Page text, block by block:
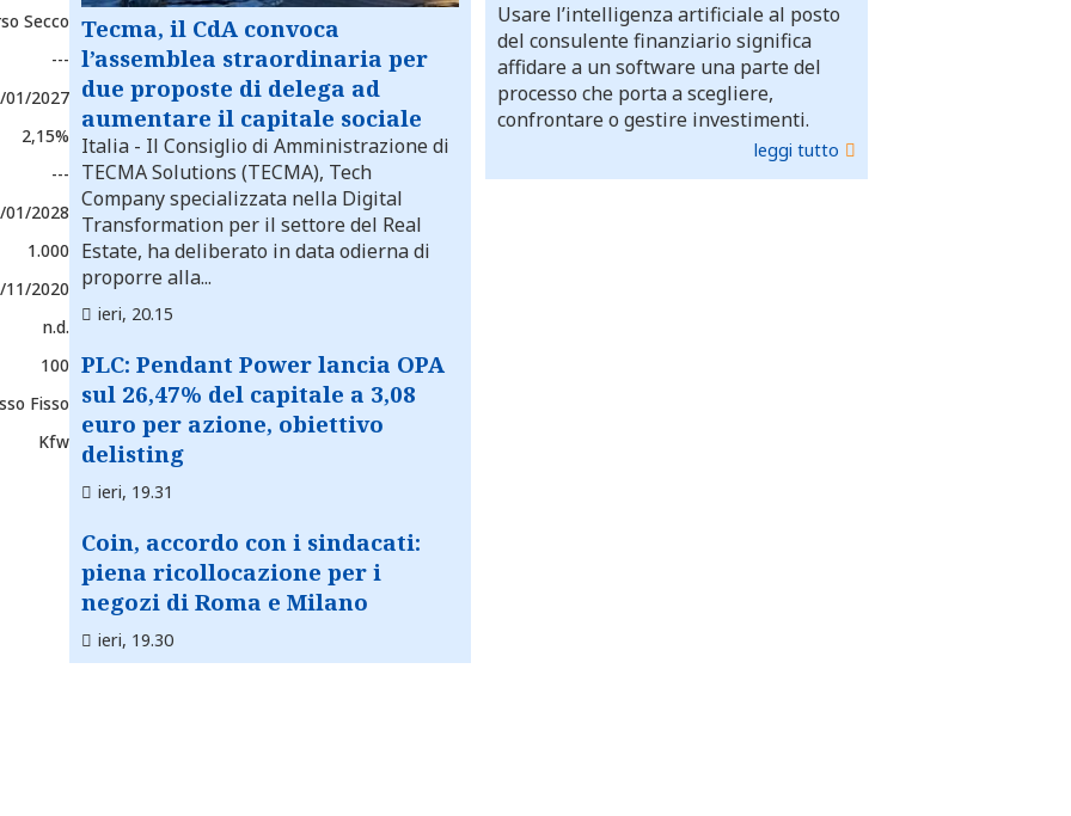
Secco
---
01/2027
2,15%
---
01/2028
1.000
11/2020
n.d.
100
Fisso
Kfw
Tecma, il CdA convoca
l’assemblea straordinaria per
due proposte di delega ad
aumentare il capitale sociale
Italia - Il Consiglio di Amministrazione di
TECMA Solutions (TECMA), Tech
Company specializzata nella Digital
Transformation per il settore del Real
Estate, ha deliberato in data odierna di
proporre alla...
ieri, 20.15
PLC: Pendant Power lancia OPA
sul 26,47% del capitale a 3,08
euro per azione, obiettivo
delisting
ieri, 19.31
Coin, accordo con i sindacati:
piena ricollocazione per i
negozi di Roma e Milano
ieri, 19.30
Usare l’intelligenza artificiale al posto
del consulente finanziario significa
affidare a un software una parte del
processo che porta a scegliere,
confrontare o gestire investimenti.
leggi tutto